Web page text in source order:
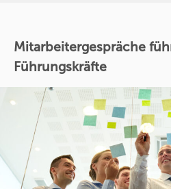
Mitarbeitergespräche
Führungskräfte